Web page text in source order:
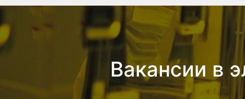
Вакансии в